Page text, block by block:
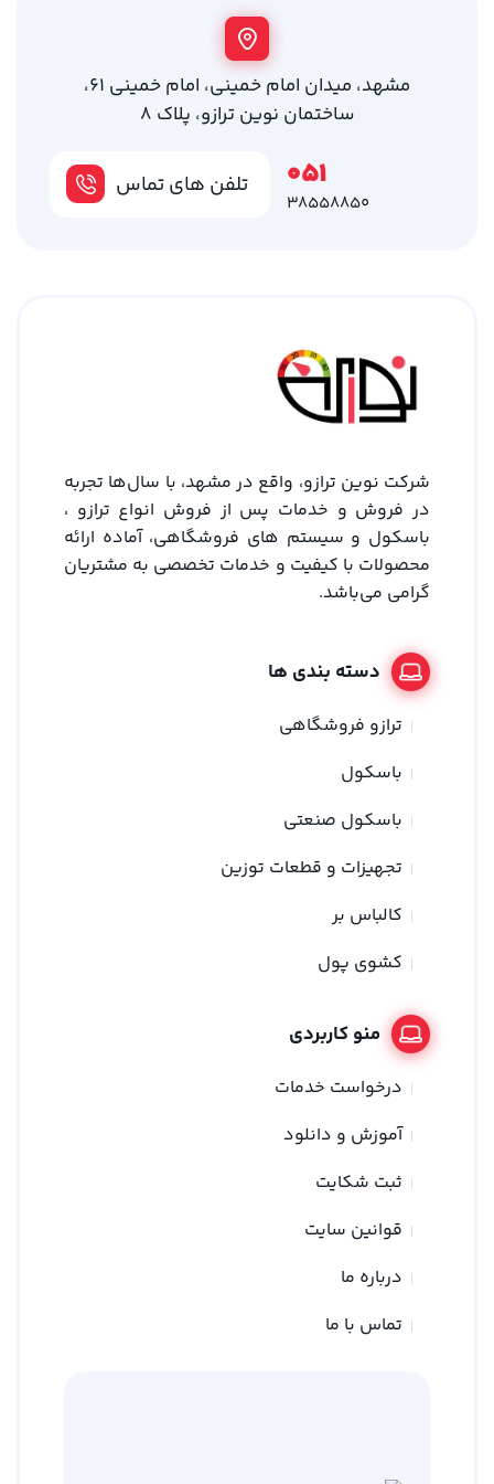
مشهد، میدان امام خمینی، امام خمینی 61،
ساختمان نوین ترازو، پلاک 8
تلفن های تماس 051
38558850
شرکت نوین ترازو، واقع در مشهد، با سال‌ها تجربه
در فروش و خدمات پس از فروش انواع ترازو ،
باسکول و سیستم های فروشگاهی، آماده ارائه
محصولات با کیفیت و خدمات تخصصی به مشتریان
گرامی می‌باشد.
دسته بندی ها
ترازو فروشگاهی
باسکول
باسکول صنعتی
تجهیزات و قطعات توزین
کالباس بر
کشوی پول
منو کاربردی
درخواست خدمات
آموزش و دانلود
ثبت شکایت
قوانین سایت
درباره ما
تماس با ما